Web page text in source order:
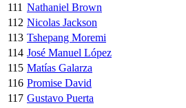
111 Nathaniel Brown
112 Nicolas Jackson
113 Tshepang Moremi
114 José Manuel López
115 Matías Galarza
116 Promise David
117 Gustavo Puerta